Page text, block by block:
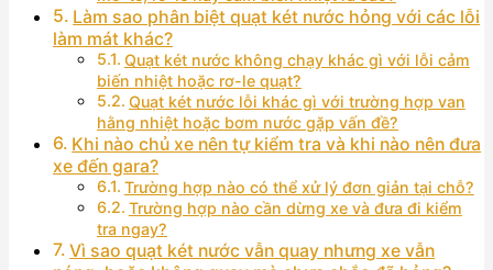
Làm sao phân biệt quạt két nước hỏng với các lỗi
làm mát khác?
Quạt két nước không chạy khác gì với lỗi cảm
biến nhiệt hoặc rơ-le quạt?
Quạt két nước lỗi khác gì với trường hợp van
hằng nhiệt hoặc bơm nước gặp vấn đề?
Khi nào chủ xe nên tự kiểm tra và khi nào nên đưa
xe đến gara?
Trường hợp nào có thể xử lý đơn giản tại chỗ?
Trường hợp nào cần dừng xe và đưa đi kiểm
tra ngay?
Vì sao quạt két nước vẫn quay nhưng xe vẫn